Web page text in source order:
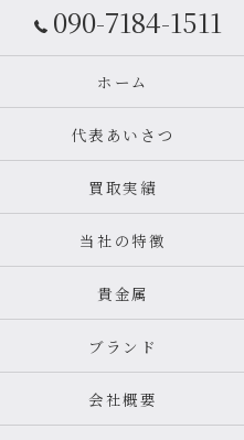
090-7184-1511
ホーム
代表あいさつ
買取実績
当社の特徴
貴金属
ブランド
会社概要